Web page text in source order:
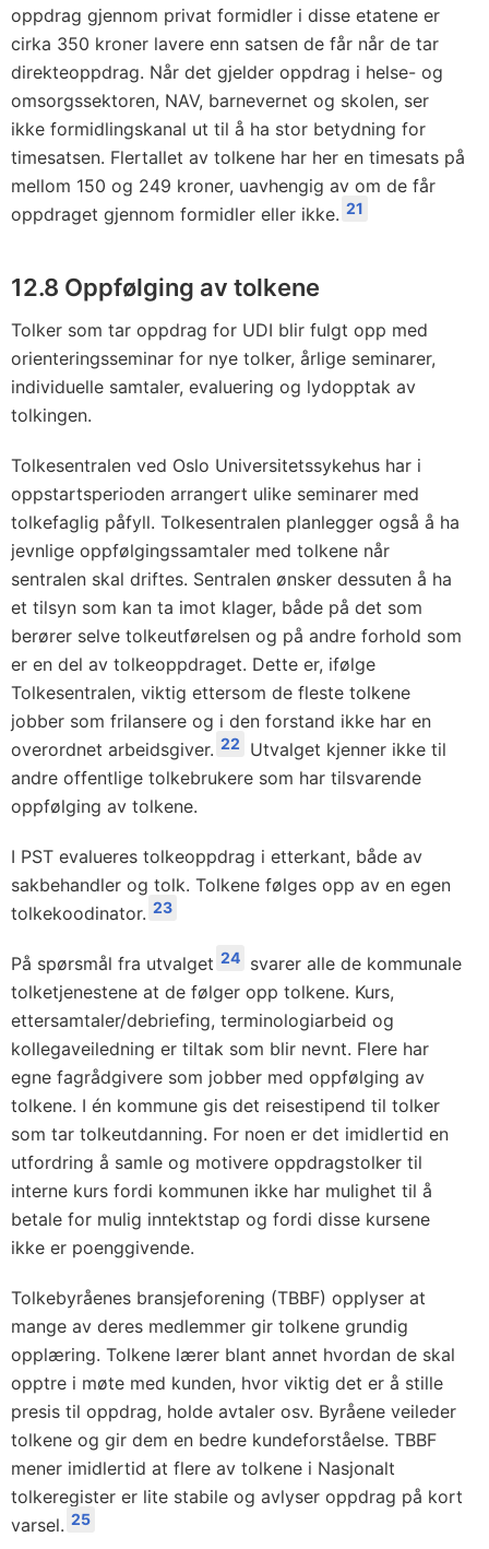
oppdrag gjennom privat formidler i disse etatene er
cirka 350 kroner lavere enn satsen de får når de tar
direkteoppdrag. Når det gjelder oppdrag i helse- og
omsorgssektoren, NAV, barnevernet og skolen, ser
ikke formidlingskanal ut til å ha stor betydning for
timesatsen. Flertallet av tolkene har her en timesats på
mellom 150 og 249 kroner, uavhengig av om de får
oppdraget gjennom formidler eller ikke. 21
12.8 Oppfølging av tolkene
Tolker som tar oppdrag for UDI blir fulgt opp med
orienteringsseminar for nye tolker, årlige seminarer,
individuelle samtaler, evaluering og lydopptak av
tolkingen.
Tolkesentralen ved Oslo Universitetssykehus har i
oppstartsperioden arrangert ulike seminarer med
tolkefaglig påfyll. Tolkesentralen planlegger også å ha
jevnlige oppfølgingssamtaler med tolkene når
sentralen skal driftes. Sentralen ønsker dessuten å ha
et tilsyn som kan ta imot klager, både på det som
berører selve tolkeutførelsen og på andre forhold som
er en del av tolkeoppdraget. Dette er, ifølge
Tolkesentralen, viktig ettersom de fleste tolkene
jobber som frilansere og i den forstand ikke har en
overordnet arbeidsgiver. 22
Utvalget kjenner ikke til
andre offentlige tolkebrukere som har tilsvarende
oppfølging av tolkene.
I PST evalueres tolkeoppdrag i etterkant, både av
sakbehandler og tolk. Tolkene følges opp av en egen
tolkekoodinator. 23
På spørsmål fra utvalget 24 svarer alle de kommunale
tolketjenestene at de følger opp tolkene. Kurs,
ettersamtaler/debriefing, terminologiarbeid og
kollegaveiledning er tiltak som blir nevnt. Flere har
egne fagrådgivere som jobber med oppfølging av
tolkene. I én kommune gis det reisestipend til tolker
som tar tolkeutdanning. For noen er det imidlertid en
utfordring å samle og motivere oppdragstolker til
interne kurs fordi kommunen ikke har mulighet til å
betale for mulig inntektstap og fordi disse kursene
ikke er poenggivende.
Tolkebyråenes bransjeforening (TBBF) opplyser at
mange av deres medlemmer gir tolkene grundig
opplæring. Tolkene lærer blant annet hvordan de skal
opptre i møte med kunden, hvor viktig det er å stille
presis til oppdrag, holde avtaler osv. Byråene veileder
tolkene og gir dem en bedre kundeforståelse. TBBF
mener imidlertid at flere av tolkene i Nasjonalt
tolkeregister er lite stabile og avlyser oppdrag på kort
varsel. 25